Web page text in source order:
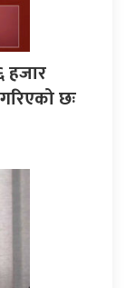
हजार
छः